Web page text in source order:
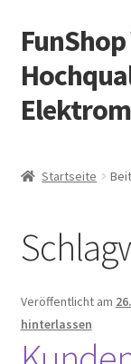
Zur
Navigation
springen
Zum
Inhalt
springen
Vorsicht
Über FunShop
Impressum
Startseite
Veröffentlicht am
hinterlassen